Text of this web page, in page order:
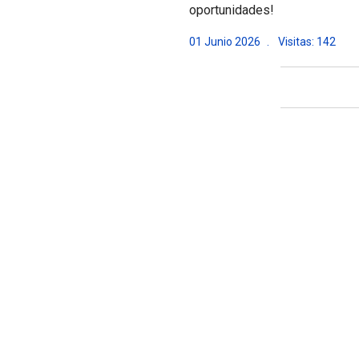
oportunidades!
01 Junio 2026 Visitas: 142